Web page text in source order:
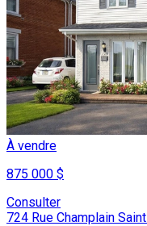
À vendre
875 000 $
Consulter
724 Rue Champlain